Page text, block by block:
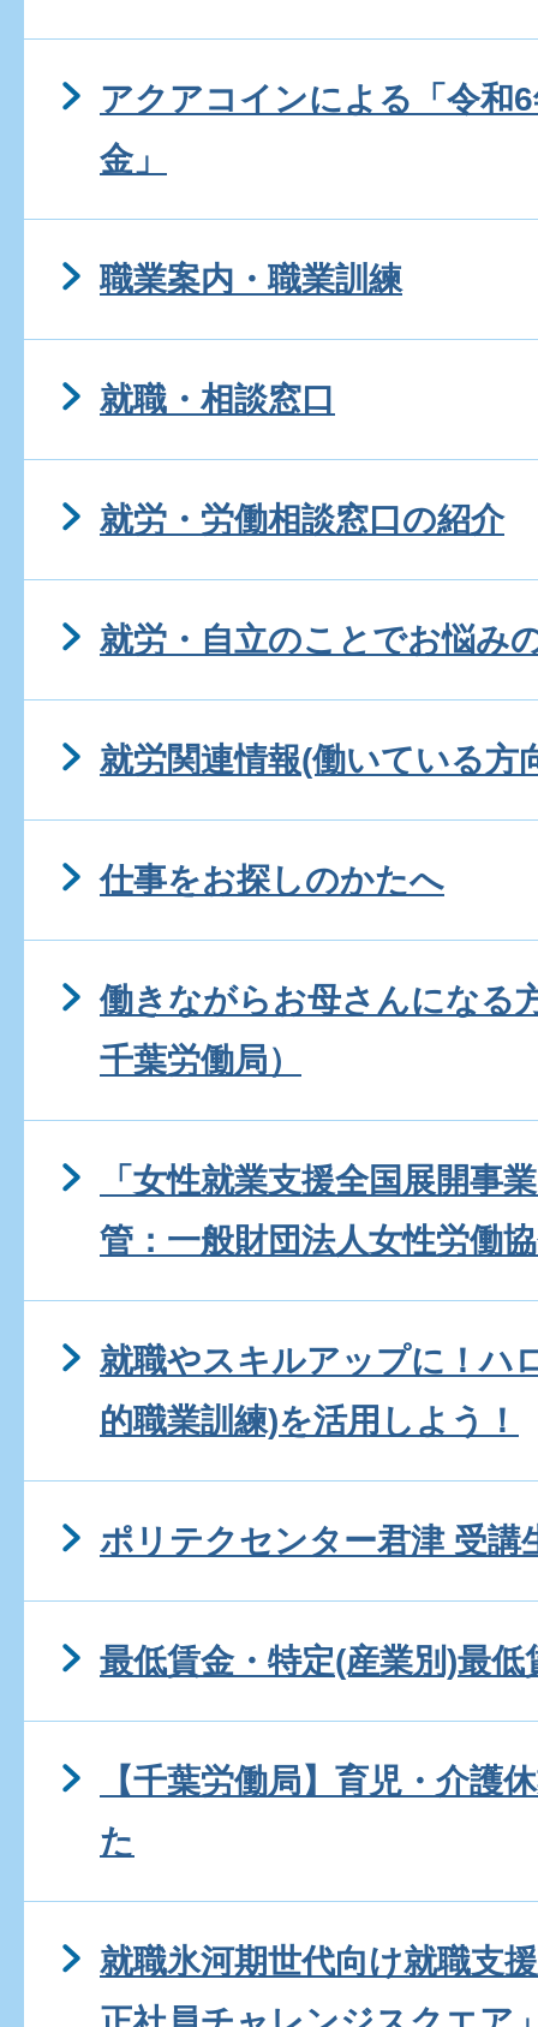
アクアコインによる「令和
金」
職業案内・職業訓練
就職・相談窓口
就労・労働相談窓口の紹介
就労・自立のことでお悩み
就労関連情報(働いている方
仕事をお探しのかたへ
働きながらお母さんになる
千葉労働局）
「女性就業支援全国展開事
管：一般財団法人女性労働
就職やスキルアップに！ハ
的職業訓練)を活用しよう！
ポリテクセンター君津 受講
最低賃金・特定(産業別)最低
【千葉労働局】育児・介護
た
就職氷河期世代向け就職支